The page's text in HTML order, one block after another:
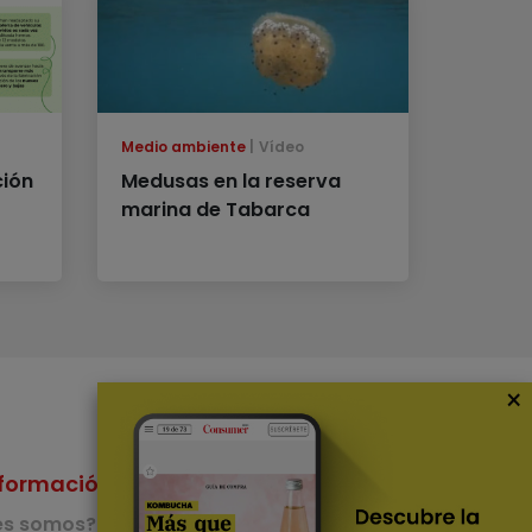
Medio ambiente Vídeo
Medusas en la reserva
marina de Tabarca
somos?
Nuestras Apps
×